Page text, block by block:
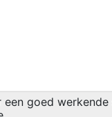
goed